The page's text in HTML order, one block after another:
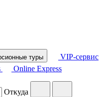
туры
VIP-сервис
Online Express
Откуда